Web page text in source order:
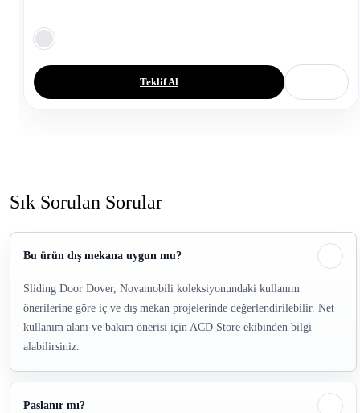
Teklif Al
Sık Sorulan Sorular
Bu ürün dış mekana uygun mu?
Sliding Door Dover, Novamobili koleksiyonundaki kullanım
önerilerine göre iç ve dış mekan projelerinde değerlendirilebilir. Net
kullanım alanı ve bakım önerisi için ACD Store ekibinden bilgi
alabilirsiniz.
Paslanır mı?